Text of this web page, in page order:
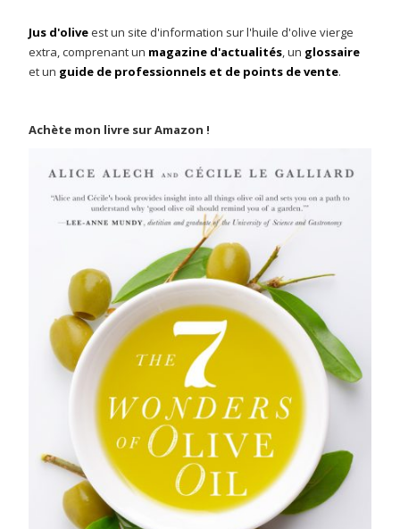
Jus d'oliveest un site d'information sur l'huile d'olive vierge
extra, comprenant un magazine d'actualités, un glossaire
et un guide de professionnels et de points de vente.
Achète mon livre sur Amazon !